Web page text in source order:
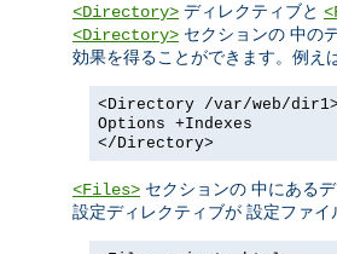
<Directory> ディレクティブと
<Directory> セクションの 中の
効果を得ることができます。例え
<Directory /var/web/dir1>
Options +Indexes
</Directory>
<Files> セクションの 中にある
設定ディレクティブが 設定ファ